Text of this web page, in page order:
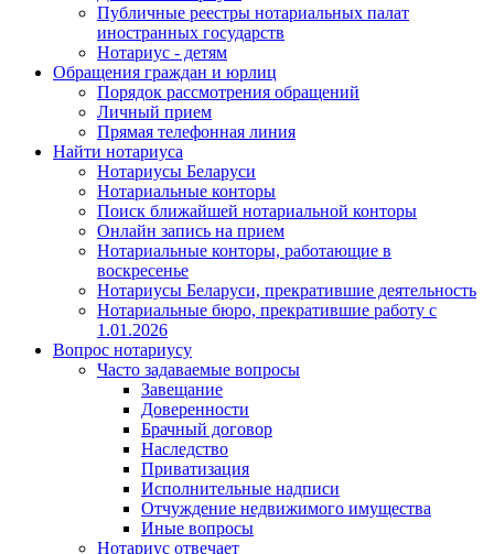
Публичные реестры нотариальных палат
иностранных государств
Нотариус - детям
Обращения граждан и юрлиц
Порядок рассмотрения обращений
Личный прием
Прямая телефонная линия
Найти нотариуса
Нотариусы Беларуси
Нотариальные конторы
Поиск ближайшей нотариальной конторы
Онлайн запись на прием
Нотариальные конторы, работающие в
воскресенье
Нотариусы Беларуси, прекратившие деятельность
Нотариальные бюро, прекратившие работу с
1.01.2026
Вопрос нотариусу
Часто задаваемые вопросы
Завещание
Доверенности
Брачный договор
Наследство
Приватизация
Исполнительные надписи
Отчуждение недвижимого имущества
Иные вопросы
Нотариус отвечает